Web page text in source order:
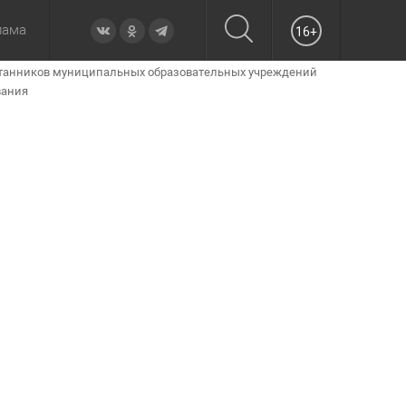
Образование Происшествия Официально
неделю Вчера Вечерние Утренние
16+
муниципальных образовательных учреждений